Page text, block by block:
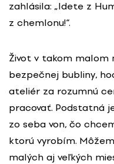
zahlásila: „Idete z
z chemlonu!“.
Život v takom malom
bezpečnej bubliny,
ateliér za rozumnú
pracovať. Podstatná
zo seba von, čo
ktorú vyrobím.
malých aj veľkých